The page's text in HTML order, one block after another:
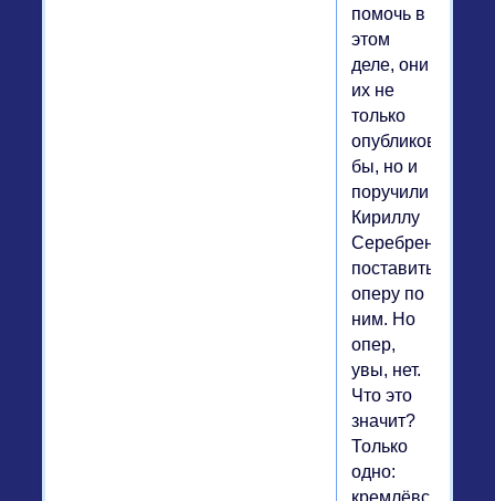
помочь в
этом
деле, они
их не
только
опубликовали
бы, но и
поручили
Кириллу
Серебренникову
поставить
оперу по
ним. Но
опер,
увы, нет.
Что это
значит?
Только
одно: